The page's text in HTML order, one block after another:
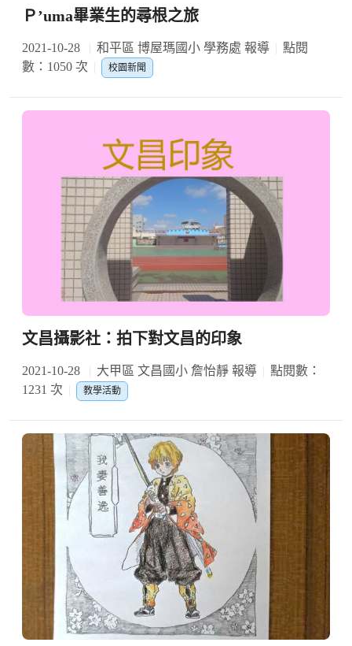
Ｐ’uma畢業生的尋根之旅
2021-10-28 和平區 博屋瑪國小 學務處 報導
點閱
數：1050 次
校園新聞
文昌攝影社：拍下對文昌的印象
2021-10-28 大甲區 文昌國小 詹怡靜 報導
點閱數：
1231 次
教學活動